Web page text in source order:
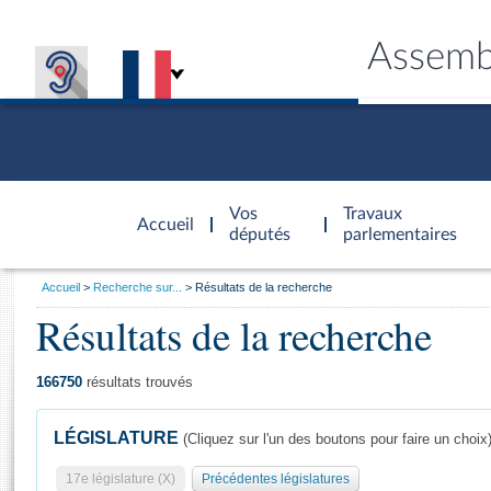
Accueil
d'accueil
Vos
députés
Travaux
parlementaires
Général
Vous
Accueil Recherche sur... Résultats de la recherche
Résultats de la recherche
166750 résultats trouvés
LÉGISLATURE (Cliquez sur l'un des boutons pour faire un choix)
17e législature (X) Précédentes législatures